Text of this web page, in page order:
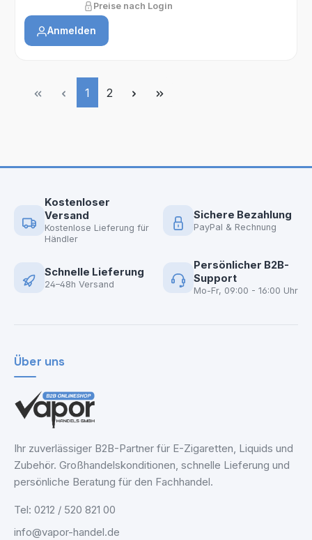
Preise nach Login
Anmelden
Seite
1 Seite
2
Kostenloser
Versand
Kostenlose Lieferung für
Händler
Sichere Bezahlung
PayPal & Rechnung
Schnelle Lieferung
24–48h Versand
Persönlicher B2B-
Support
Mo-Fr, 09:00 - 16:00 Uhr
Über uns
Ihr zuverlässiger B2B-Partner für E-Zigaretten, Liquids und
Zubehör. Großhandelskonditionen, schnelle Lieferung und
persönliche Beratung für den Fachhandel.
Tel: 0212 / 520 821 00
info@vapor-handel.de